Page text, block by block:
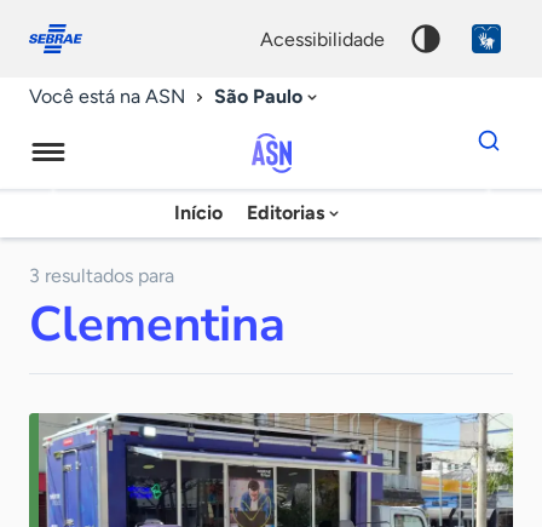
conosco
acessibilidade
Você está na ASN São Paulo
Agência
Sebrae
Notícias
Início Editorias
Dados
para
chave
3 resultados para
Clementina